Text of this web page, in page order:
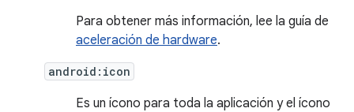
Para obtener más información, lee la guía de
aceleración de hardware.
android:icon
Es un ícono para toda la aplicación y el ícono